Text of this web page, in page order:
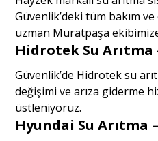
Güvenlik’deki tüm bakım
uzman Muratpaşa
Hidrotek Su Arıtma
Güvenlik’de Hidrotek su
değişimi ve arıza giderme
üstleniyoruz.
Hyundai Su Arıtma